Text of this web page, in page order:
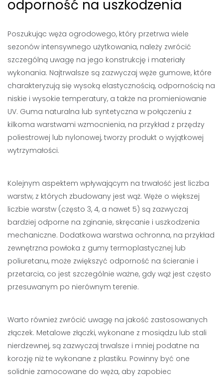
odporność na uszkodzenia
Poszukując węża ogrodowego, który przetrwa wiele
sezonów intensywnego użytkowania, należy zwrócić
szczególną uwagę na jego konstrukcję i materiały
wykonania. Najtrwalsze są zazwyczaj węże gumowe, które
charakteryzują się wysoką elastycznością, odpornością na
niskie i wysokie temperatury, a także na promieniowanie
UV. Guma naturalna lub syntetyczna w połączeniu z
kilkoma warstwami wzmocnienia, na przykład z przędzy
poliestrowej lub nylonowej, tworzy produkt o wyjątkowej
wytrzymałości.
Kolejnym aspektem wpływającym na trwałość jest liczba
warstw, z których zbudowany jest wąż. Węże o większej
liczbie warstw (często 3, 4, a nawet 5) są zazwyczaj
bardziej odporne na zginanie, skręcanie i uszkodzenia
mechaniczne. Dodatkowa warstwa ochronna, na przykład
zewnętrzna powłoka z gumy termoplastycznej lub
poliuretanu, może zwiększyć odporność na ścieranie i
przetarcia, co jest szczególnie ważne, gdy wąż jest często
przesuwanym po nierównym terenie.
Warto również zwrócić uwagę na jakość zastosowanych
złączek. Metalowe złączki, wykonane z mosiądzu lub stali
nierdzewnej, są zazwyczaj trwalsze i mniej podatne na
korozję niż te wykonane z plastiku. Powinny być one
solidnie zamocowane do węża, aby zapobiec